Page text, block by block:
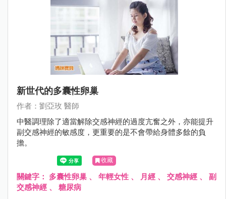
新世代的多囊性卵巢
作者：劉亞玫 醫師
中醫調理除了適當解除交感神經的過度亢奮之外，亦能提升
副交感神經的敏感度，更重要的是不會帶給身體多餘的負
擔。
收藏
關鍵字： 多囊性卵巢 、 年輕女性 、 月經 、 交感神經 、 副
交感神經 、 糖尿病